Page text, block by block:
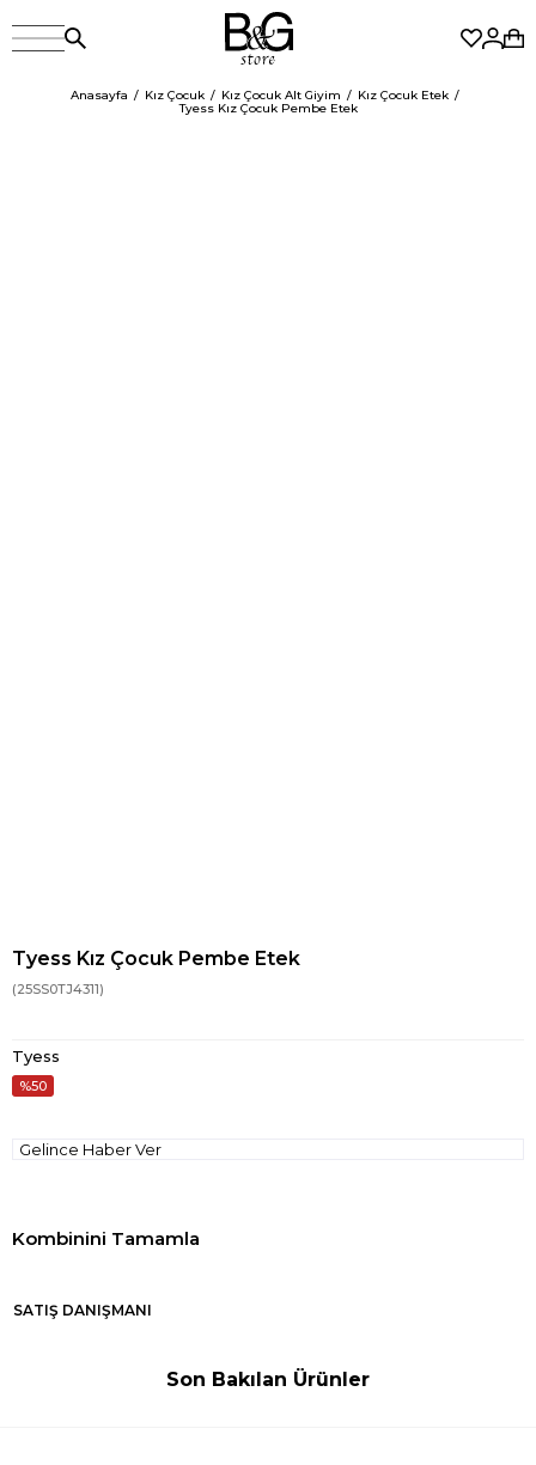
Anasayfa Kız Çocuk Kız Çocuk Alt Giyim
Kız Çocuk Etek
Tyess Kız Çocuk Pembe Etek
Tyess Kız Çocuk Pembe Etek
(25SS0TJ4311)
Tyess
50
Gelince Haber Ver
SATIŞ DANIŞMANI
Son Bakılan Ürünler